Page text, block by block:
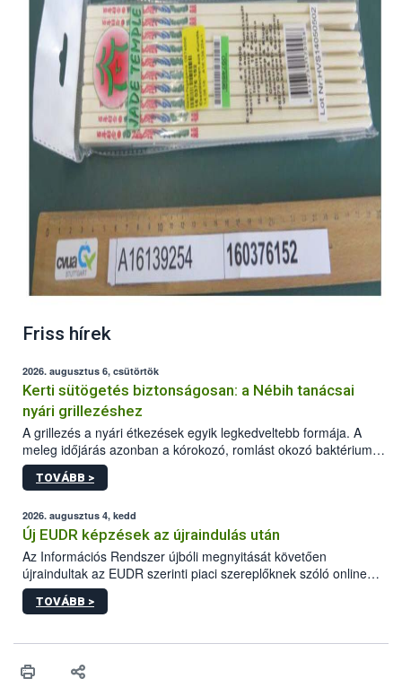
Friss hírek
2026. augusztus 6, csütörtök
Kerti sütögetés biztonságosan: a Nébih tanácsai
nyári grillezéshez
A grillezés a nyári étkezések egyik legkedveltebb formája. A
meleg időjárás azonban a kórokozó, romlást okozó baktériumok
gyorsabb szaporodásának is kedvez. A szabadtéri sütögetés
ezért nem csupán a megfelelő sütési technikáról szól: legalább
higiéniai szabályok betartása, a megfelelő hőkezelés, valamint a
maradékok szakszerű tárolása. A Nemzeti Élelmiszerlánc-
biztonsági Hivatal (Nébih) Oktatási Programja összegyűjtötte a
biztonságos grillezés legfontosabb tudnivalóit.
TOVÁBB >
2026. augusztus 4, kedd
Új EUDR képzések az újraindulás után
Az Információs Rendszer újbóli megnyitását követően
újraindultak az EUDR szerinti piaci szereplőknek szóló online
képzések.
TOVÁBB >